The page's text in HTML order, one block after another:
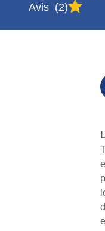
Avis
2